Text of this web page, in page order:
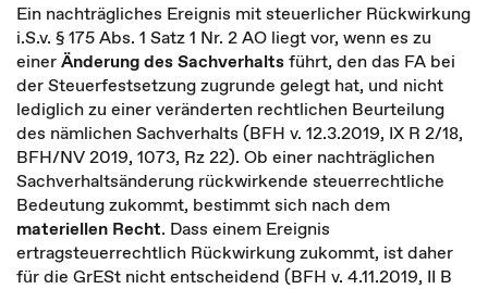
Ein nachträgliches Ereignis mit steuerlicher Rückwirkung
i.S.v. § 175 Abs. 1 Satz 1 Nr. 2 AO liegt vor, wenn es zu
einerÄnderung des Sachverhaltsführt, den das FA bei
der Steuerfestsetzung zugrunde gelegt hat, und nicht
lediglich zu einer veränderten rechtlichen Beurteilung
des nämlichen Sachverhalts (BFH v. 12.3.2019, IX R 2/18,
BFH/NV 2019, 1073, Rz 22). Ob einer nachträglichen
Sachverhaltsänderung rückwirkende steuerrechtliche
Bedeutung zukommt, bestimmt sich nach dem
materiellen Recht. Dass einem Ereignis
ertragsteuerrechtlich Rückwirkung zukommt, ist daher
für die GrESt nicht entscheidend (BFH v. 4.11.2019, II B